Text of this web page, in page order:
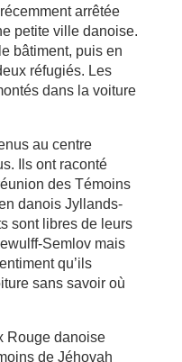
arrêtée
petite ville danoise.
bâtiment, puis en
réfugiés. Les
dans la voiture
au centre
Ils ont raconté
des Témoins
danois Jyllands-
sont libres de leurs
Semlov mais
qu’ils
sans savoir où
Rouge danoise
de Jéhovah